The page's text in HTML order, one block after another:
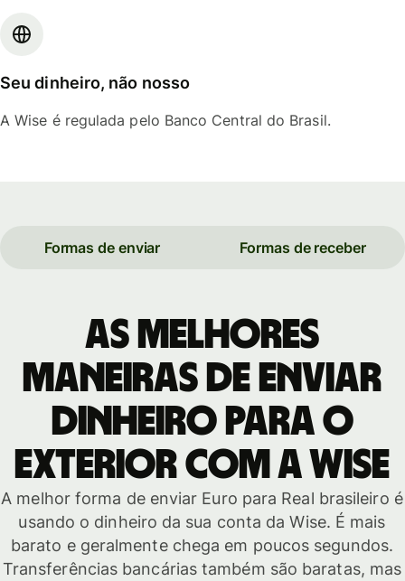
Seu dinheiro, não nosso
A Wise é regulada pelo Banco Central do Brasil.
Formas de enviar Formas de receber
As melhores
maneiras de enviar
dinheiro para o
exterior com a Wise
A melhor forma de enviar Euro para Real brasileiro é
usando o dinheiro da sua conta da Wise. É mais
barato e geralmente chega em poucos segundos.
Transferências bancárias também são baratas, mas